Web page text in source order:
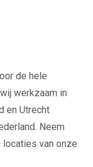
de hele
werkzaam in
en Utrecht
Neem
van onze